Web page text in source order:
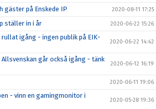
gäster på Enskede IP 2020-08-11 17:25
ställer in i år 2020-06-22 15:26
igång - ingen publik på EIK-
2020-06-22 14:42
går också igång - tänk
2020-06-12 16:19
2020-06-11 19:06
- vinn en gamingmonitor i
2020-05-28 19:36